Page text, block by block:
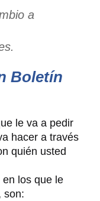
a
Boletín
le va a pedir
hacer a través
quién usted
los que le
son: